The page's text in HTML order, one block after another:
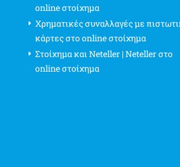
online στοίχημα
Χρηματικές συναλλαγές με
κάρτες στο online στοίχημα
Στοίχημα και Neteller | Neteller στο
online στοίχημα